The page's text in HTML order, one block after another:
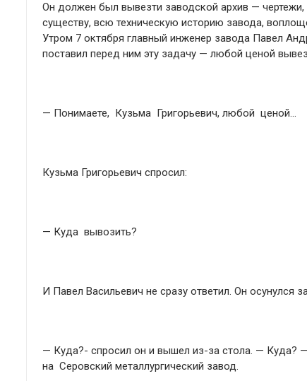
Он должен был вывезти заводской архив —
существу, всю техническую историю завода,
Утром 7 октября главный инженер завода Павел
поставил перед ним эту задачу — любой ценой
— Понимаете, Кузьма Григорьевич, любой ценой…
Кузьма Григорьевич спросил:
— Куда вывозить?
И Павел Васильевич не сразу ответил. Он осунулся
— Куда?- спросил он и вышел из-за стола. — Куда?
на Серовский металлургический завод.